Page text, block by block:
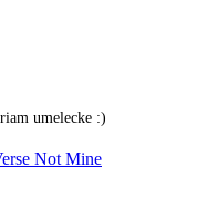
umelecke :)
Not Mine